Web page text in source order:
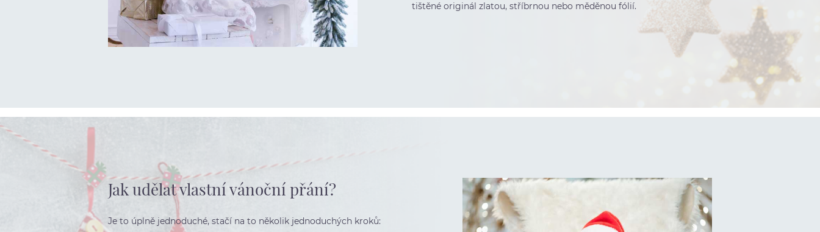
tištěné originál zlatou, stříbrnou nebo měděnou fólií.
Jak udělat vlastní vánoční přání?
Je to úplně jednoduché, stačí na to několik jednoduchých kroků: